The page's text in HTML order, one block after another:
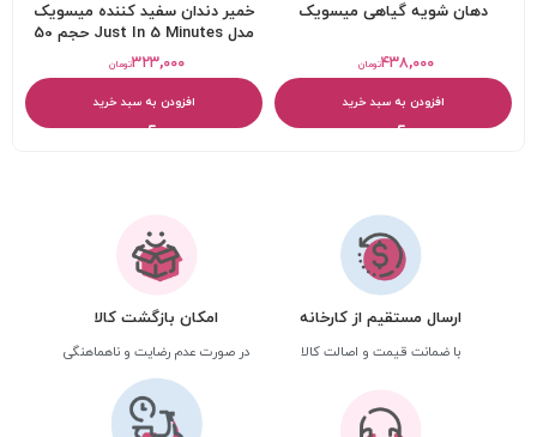
دهان شویه گیاهی میسویک
تومان۴۳۸,۰۰۰
افزودن به سبد خرید
خمیر دندان سفید کننده میسویک
مدل Just In 5 Minutes حجم 50
میلتومان۳۲۳,۰۰۰
افزودن به سبد خرید
ارسال مستقیم از کارخانه
با ضمانت قیمت و اصالت کالا
امکان بازگشت کالا
در صورت عدم رضایت و ناهماهنگی